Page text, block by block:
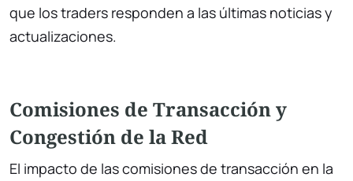
que los traders responden a las últimas noticias y
actualizaciones.
Comisiones de Transacción y
Congestión de la Red
El impacto de las comisiones de transacción en la